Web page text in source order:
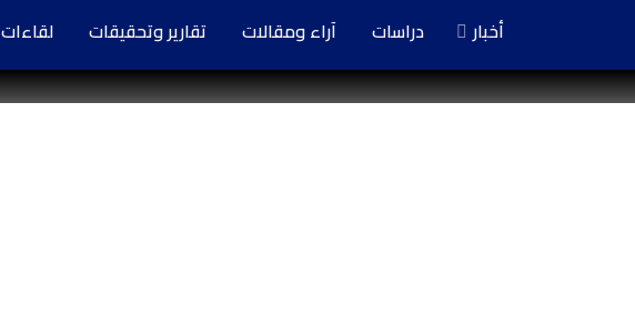
أخبار دراسات آراء ومقالات تقارير وتحقيقات لقاءات